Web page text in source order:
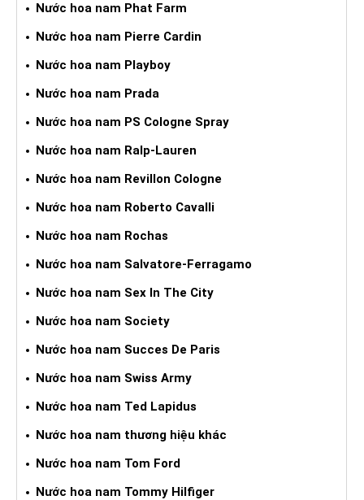
Nước hoa nam Phat Farm
Nước hoa nam Pierre Cardin
Nước hoa nam Playboy
Nước hoa nam Prada
Nước hoa nam PS Cologne Spray
Nước hoa nam Ralp-Lauren
Nước hoa nam Revillon Cologne
Nước hoa nam Roberto Cavalli
Nước hoa nam Rochas
Nước hoa nam Salvatore-Ferragamo
Nước hoa nam Sex In The City
Nước hoa nam Society
Nước hoa nam Succes De Paris
Nước hoa nam Swiss Army
Nước hoa nam Ted Lapidus
Nước hoa nam thương hiệu khác
Nước hoa nam Tom Ford
Nước hoa nam Tommy Hilfiger